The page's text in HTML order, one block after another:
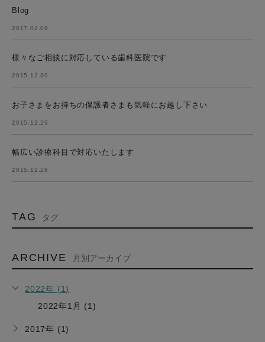
Blog
2017.02.09
様々なご相談に対応している歯科医院です
2015.12.30
お子さまをお持ちの保護者さまも気軽にお越し下さい
2015.12.29
幅広い診療科目で対応いたします
2015.12.28
TAG タグ
ARCHIVE 月別アーカイブ
2022年 (1)
2022年1月 (1)
2017年 (1)